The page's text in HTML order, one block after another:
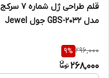
قلم طراحی ژل شماره 7 سرکج
مدل GBS-2032 جول Jewel
296,000
9%
268,000